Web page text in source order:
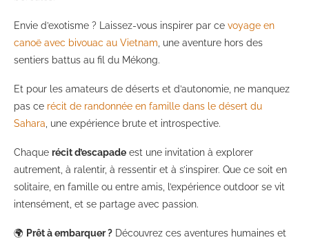
Envie d’exotisme ? Laissez-vous inspirer par ce voyage en
canoë avec bivouac au Vietnam, une aventure hors des
sentiers battus au fil du Mékong.
Et pour les amateurs de déserts et d’autonomie, ne manquez
pas ce récit de randonnée en famille dans le désert du
Sahara, une expérience brute et introspective.
Chaque récit d’escapade est une invitation à explorer
autrement, à ralentir, à ressentir et à s’inspirer. Que ce soit en
solitaire, en famille ou entre amis, l’expérience outdoor se vit
intensément, et se partage avec passion.
🌍 Prêt à embarquer ? Découvrez ces aventures humaines et